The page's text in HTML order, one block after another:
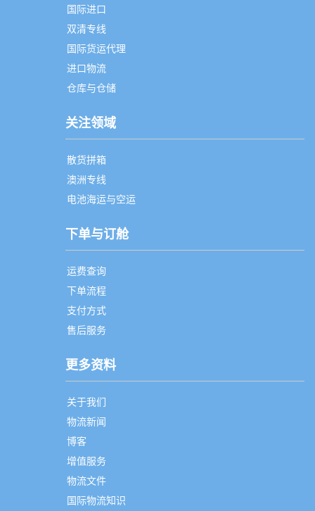
国际进口
双清专线
国际货运代理
进口物流
仓库与仓储
关注领域
散货拼箱
澳洲专线
电池海运与空运
下单与订舱
运费查询
下单流程
支付方式
售后服务
更多资料
关于我们
物流新闻
博客
增值服务
物流文件
国际物流知识